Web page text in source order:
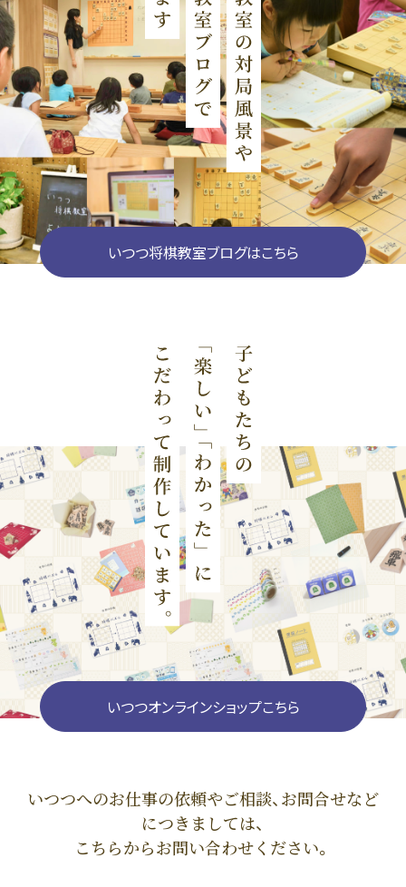
いつつ将棋教室ブログはこちら
いつつオンラインショップこちら
いつつへのお仕事の依頼やご相談、お問合せなど
につきましては、
こちらからお問い合わせください。